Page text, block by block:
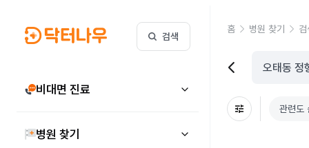
검색
비대면 진료
병원 찾기
홈 병원 찾기
관련도